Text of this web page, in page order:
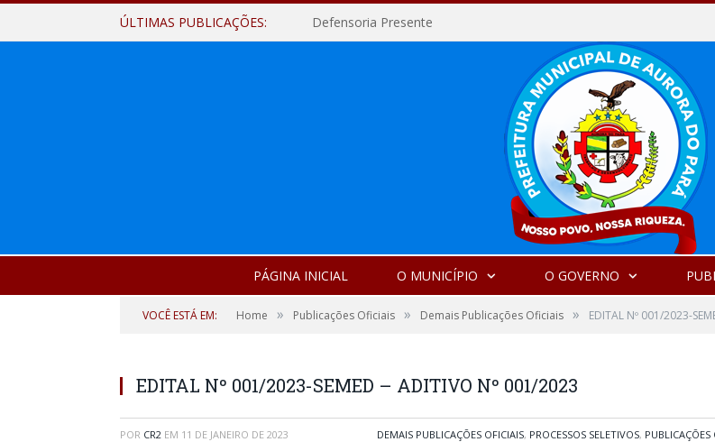
ÚLTIMAS PUBLICAÇÕES: Defensoria Presente
PÁGINA INICIAL O MUNICÍPIO O GOVERNO
VOCÊ ESTÁ EM: Home » Publicações Oficiais » Demais Publicações Oficiais » EDITAL Nº 001/2023-
EDITAL Nº 001/2023-SEMED – ADITIVO Nº 001/2023
POR CR2 EM 11 DE JANEIRO DE 2023 DEMAIS PUBLICAÇÕES OFICIAIS, PROCESSOS SELETIVOS, PUBLICAÇÕES